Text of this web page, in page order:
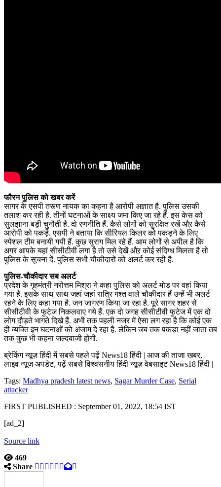
फौरन पुलिस को खबर करें
सागर के एसपी तरूण नायक का कहना है आरोपी अज्ञात है. पुलिस उसकी
तलाश कर रही है. तीनों घटनाओं के साक्ष्य जमा किए जा रहे हैं. इस केस को
सुलझाना बड़ी चुनौती है. दो रणनीति हैं. कैसे लोगों को सुरक्षित रखें औऱ कैसे
आरोपी को पकड़ें. एसपी ने बताया कि सीरियल किलर को पकड़ने के लिए
स्पेशल टीम बनायी गयी हैं. कुछ सुराग मिल रहे हैं. आम लोगों से अपील है कि
अगर आपके यहां सीसीटीवी लगा है तो उसे देखें औऱ कोई संदिग्ध मिलता है तो
पुलिस के सूचना दें. पुलिस सभी चौकीदारों को अलर्ट कर रही है.
पुलिस-चौकीदार सब अलर्ट
प्रदेश के गृहमंत्री नरोत्तम मिश्रा ने कहा पुलिस को अलर्ट मोड पर वहां किया
गया है. इसके साथ साथ जहां जहां रात्रि गश्त वाले चौकीदार हैं उन्हें भी अलर्ट
रहने के लिए कहा गया है. जन जागरण किया जा रहा है. पूरे सागर शहर से
सीसीटीवी के फुटेज निकलवाए गये हैं. एक दो जगह सीसीटीवी फुटेज में एक दो
लोग दौड़ते भागते दिखे हैं. अभी तक पहली नजर में ऐसा लग रहा है कि कोई एक
ही व्यक्ति इन घटनाओं को अंजाम दे रहा है. लेकिन जब तक पकड़ा नहीं जाता तब
तक कुछ भी कहना जल्दबाजी होगी.
ब्रेकिंग न्यूज़ हिंदी में सबसे पहले पढ़ें News18 हिंदी | आज की ताजा खबर,
लाइव न्यूज अपडेट, पढ़ें सबसे विश्वसनीय हिंदी न्यूज़ वेबसाइट News18 हिंदी |
Tags: Madhya pradesh latest news, Sagar Murder Case, Serial
attacker
FIRST PUBLISHED : September 01, 2022, 18:54 IST
[ad_2]
Source link
469
Share